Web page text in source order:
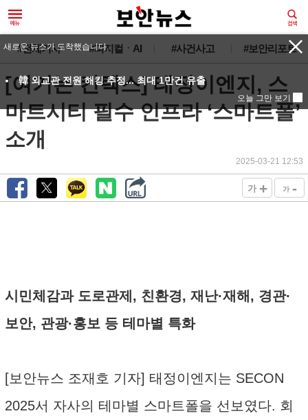
#전체기사 #피지컬ㆍAI #사건사고 #보안리포트
[여기는 킨텍스] 태정이엔지, 스
마트시티 필수 인프라 ‘스마트폴’
소개
2025-03-21 12:53
가 + 가 -
시민체감과 도로관제, 친환경, 재난·재해, 경관·
보안, 관광·홍보 등 테마별 특화
[보안뉴스 조재호 기자] 태정이엔지는 SECON
2025서 자사의 테마별 스마트폴을 선보였다. 회
새로운 뉴스가 도착했습니다.
韓 외교관 전원 해킹 추정... 최대 1만건 유출
오늘 그만 보기